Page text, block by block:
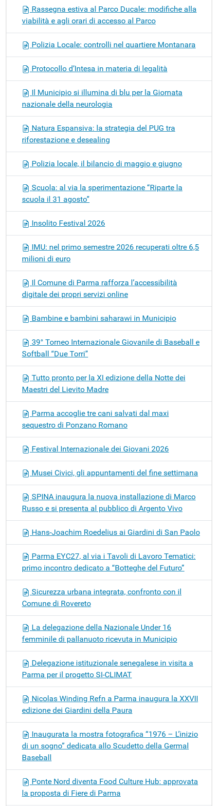
Rassegna estiva al Parco Ducale: modifiche alla
viabilità e agli orari di accesso al Parco
Polizia Locale: controlli nel quartiere Montanara
Protocollo d’Intesa in materia di legalità
Il Municipio si illumina di blu per la Giornata
nazionale della neurologia
Natura Espansiva: la strategia del PUG tra
riforestazione e desealing
Polizia locale, il bilancio di maggio e giugno
Scuola: al via la sperimentazione “Riparte la
scuola il 31 agosto”
Insolito Festival 2026
IMU: nel primo semestre 2026 recuperati oltre 6,5
milioni di euro
Il Comune di Parma rafforza l’accessibilità
digitale dei propri servizi online
Bambine e bambini saharawi in Municipio
39° Torneo Internazionale Giovanile di Baseball e
Softball “Due Torri”
Tutto pronto per la XI edizione della Notte dei
Maestri del Lievito Madre
Parma accoglie tre cani salvati dal maxi
sequestro di Ponzano Romano
Festival Internazionale dei Giovani 2026
Musei Civici, gli appuntamenti del fine settimana
SPINA inaugura la nuova installazione di Marco
Russo e si presenta al pubblico di Argento Vivo
Hans-Joachim Roedelius ai Giardini di San Paolo
Parma EYC27, al via i Tavoli di Lavoro Tematici:
primo incontro dedicato a “Botteghe del Futuro”
Sicurezza urbana integrata, confronto con il
Comune di Rovereto
La delegazione della Nazionale Under 16
femminile di pallanuoto ricevuta in Municipio
Delegazione istituzionale senegalese in visita a
Parma per il progetto SI-CLIMAT
Nicolas Winding Refn a Parma inaugura la XXVII
edizione dei Giardini della Paura
Inaugurata la mostra fotografica “1976 – L’inizio
di un sogno” dedicata allo Scudetto della Germal
Baseball
Ponte Nord diventa Food Culture Hub: approvata
la proposta di Fiere di Parma